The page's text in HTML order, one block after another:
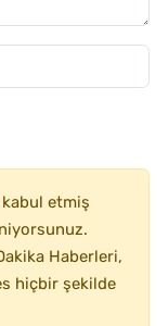
kabul etmiş
Haberleri,
hiçbir şekilde